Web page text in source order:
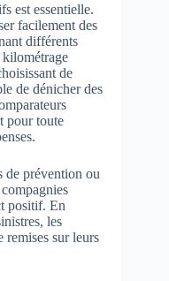
est essentielle.
facilement des
différents
de
de dénicher des
pour toute
de prévention ou
positif. En
les
remises sur leurs